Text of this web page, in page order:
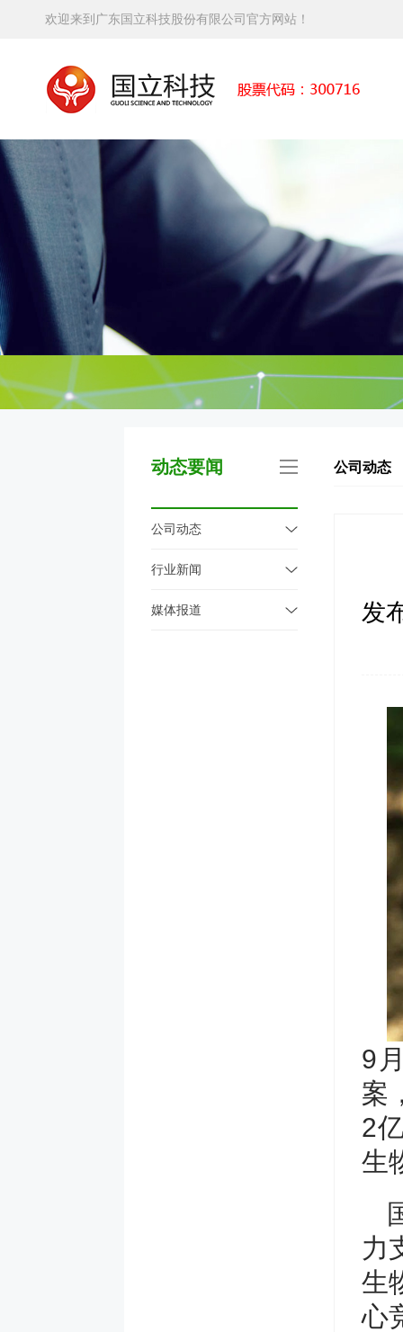
欢迎来到广东国立科技股份有限公司官方网站！
动态要闻
公司动态
行业新闻
媒体报道
公司动态
发
9
案
2
生
力
生
心